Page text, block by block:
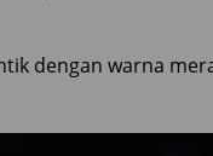
dengan warna